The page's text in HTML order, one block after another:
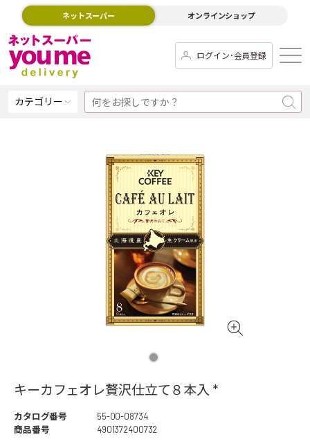
ネットスーパー オンラインショップ
ログイン･会員登録
カテゴリー
キーカフェオレ贅沢仕立て８本入 *
カタログ番号
55-00-08734
商品番号
4901372400732